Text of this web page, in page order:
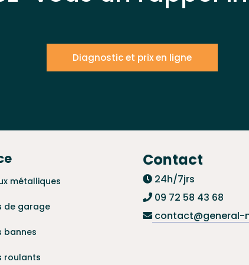
Diagnostic et prix en ligne
métalliques
de garage
bannes
roulants
Contact
24h/7jrs
09 72 58 43 68
contact@general-